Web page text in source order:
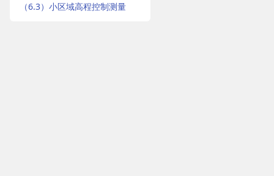
（6.3）小区域高程控制测量